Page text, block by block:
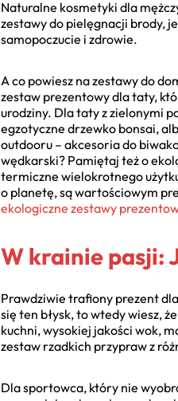
Naturalne kosmetyki dla
zestawy do pielęgnacji brody,
samopoczucie i zdrowie.
A co powiesz na zestawy do
zestaw prezentowy dla taty,
urodziny. Dla taty z zielonymi
egzotyczne drzewko bonsai,
outdooru – akcesoria do
wędkarski? Pamiętaj też o
termiczne wielokrotnego
o planetę, są wartościowym
ekologiczne zestawy
W krainie pasji:
Prawdziwie trafiony prezent
się ten błysk, to wtedy wiesz,
kuchni, wysokiej jakości wok,
zestaw rzadkich przypraw z
Dla sportowca, który nie